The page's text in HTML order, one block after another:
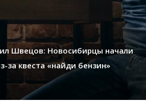
Швецов: Новосибирцы начали
за квеста «найди бензин»